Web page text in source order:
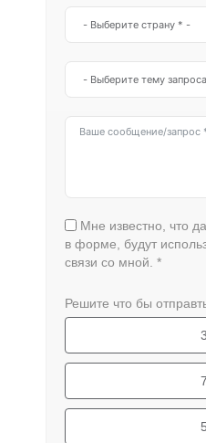
Мне известно, что
в форме, будут
связи со мной. *
Решите что бы
3
7
5